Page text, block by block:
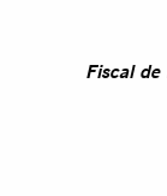
Fiscal de